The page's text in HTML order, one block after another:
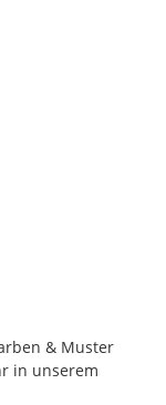
& Muster
in unserem